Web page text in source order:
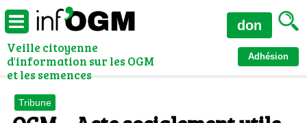
Veille citoyenne
d'information sur les OGM
et les semences
Adhésion
don
Tribune